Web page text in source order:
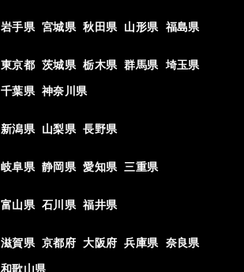
岩手県 宮城県 秋田県 山形県 福島県
東京都 茨城県 栃木県 群馬県 埼玉県
千葉県 神奈川県
新潟県 山梨県 長野県
岐阜県 静岡県 愛知県 三重県
富山県 石川県 福井県
滋賀県 京都府 大阪府 兵庫県 奈良県
和歌山県